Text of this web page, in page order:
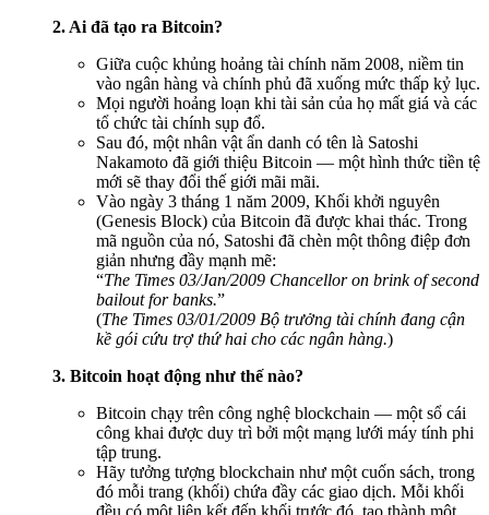
2. Ai đã tạo ra Bitcoin?
Giữa cuộc khủng hoảng tài chính năm 2008, niềm tin
vào ngân hàng và chính phủ đã xuống mức thấp kỷ lục.
Mọi người hoảng loạn khi tài sản của họ mất giá và các
tổ chức tài chính sụp đổ.
Sau đó, một nhân vật ẩn danh có tên là Satoshi
Nakamoto đã giới thiệu Bitcoin — một hình thức tiền tệ
mới sẽ thay đổi thế giới mãi mãi.
Vào ngày 3 tháng 1 năm 2009, Khối khởi nguyên
(Genesis Block) của Bitcoin đã được khai thác. Trong
mã nguồn của nó, Satoshi đã chèn một thông điệp đơn
giản nhưng đầy mạnh mẽ:
“The Times 03/Jan/2009 Chancellor on brink of second
bailout for banks.”
(The Times 03/01/2009 Bộ trưởng tài chính đang cận
kề gói cứu trợ thứ hai cho các ngân hàng.)
3. Bitcoin hoạt động như thế nào?
Bitcoin chạy trên công nghệ blockchain — một sổ cái
công khai được duy trì bởi một mạng lưới máy tính phi
tập trung.
Hãy tưởng tượng blockchain như một cuốn sách, trong
đó mỗi trang (khối) chứa đầy các giao dịch. Mỗi khối
đều có một liên kết đến khối trước đó, tạo thành một